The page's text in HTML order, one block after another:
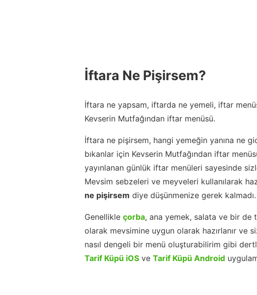
İftara Ne Pişirsem?
İftara ne yapsam, iftarda ne yemeli, iftar
Kevserin Mutfağından iftar menüsü.
İftara ne pişirsem, hangi yemeğin yanına ne
bıkanlar için Kevserin Mutfağından iftar
yayınlanan günlük iftar menüleri sayesinde
Mevsim sebzeleri ve meyveleri kullanılarak
ne pişirsem diye düşünmenize gerek kalmadı.
Genellikle çorba, ana yemek, salata ve bir de
olarak mevsimine uygun olarak hazırlanır ve
nasıl dengeli bir menü oluşturabilirim gibi
Tarif Küpü iOS ve Tarif Küpü Android